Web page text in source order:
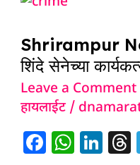
k
Shrirampur
शिंदे सेनेच्या
Leave a Comment
हायलाईट/
F W Li
:
श्रीरामपूर
हादरल!
शिंदे
सेनेच्या
कार्यकर्त्यावर